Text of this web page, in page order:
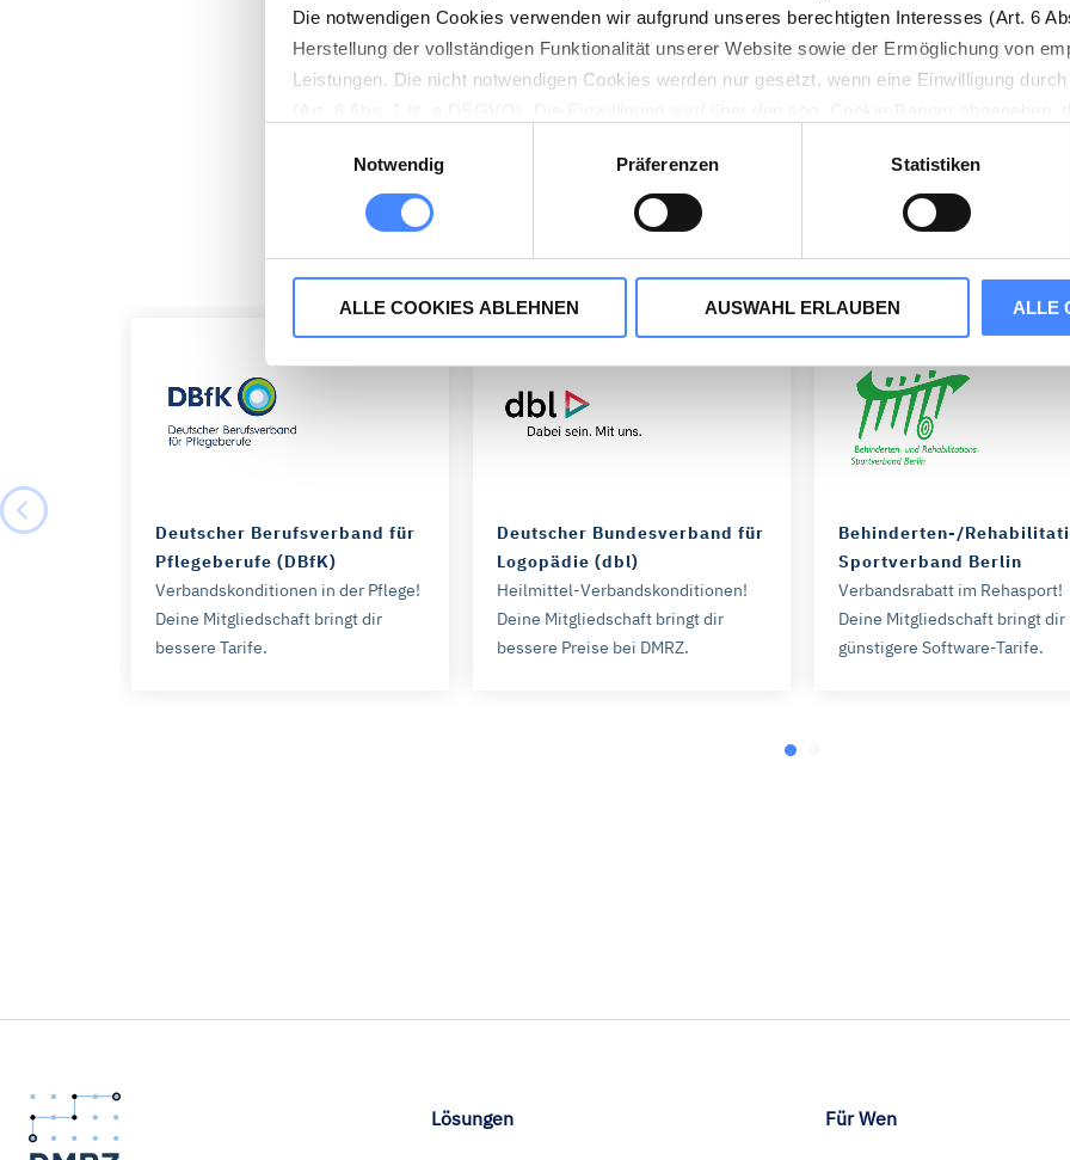
Die notwendigen Cookies verwenden wir aufgrund unseres berechtigten Interesses (Art. 6
Herstellung der vollständigen Funktionalität unserer Website sowie der Ermöglichung von
Leistungen. Die nicht notwendigen Cookies werden nur gesetzt, wenn eine Einwilligung
Auf unserer Website ist das Cookie-Consent-Tool Cookiebot implementiert. Cookiebot wird
Havnegade 39, 1058 Kopenhagen, Dänemark betrieben. Für dessen Einsatz ist das
erforderlich.
stimmen Sie auch dem Einsatz von Marketing-Cookies zu und erhalten auf Sie
Webseiten. Die Marketing-Partner können Ihre Cookie-Informationen mit anderen
Profilbildung verwenden. Sie können über die Schaltflächen auch einzeln der Verwendung
Mit „Alle Cookies ablehnen“ können Sie die Marketing- und Statistik-Cookies ablehnen. Über
widerrufen. Weitere Informationen dazu und zu den Cookies führen wir in dieser
Notwendig
Präferenzen Statistiken
ALLE COOKIES ABLEHNEN AUSWAHL ERLAUBEN ALLE
Medien zufolge plant der Gesetzgeber zusätzlich eine Verschärfung der
Kleinkinder im Taxi. Hier soll der Transport zukünftig nur noch in der Babyschale
durch ein Bußgeld in Höhe von 25 Euro geahndet werden.
DMRZ – Verbände
Deutscher Berufsverband für
Pflegeberufe (DBfK)
Verbandskonditionen in der Pflege!
Deine Mitgliedschaft bringt dir
bessere Tarife.
Deutscher Bundesverband für
Logopädie (dbl)
Heilmittel-Verbandskonditionen!
Deine Mitgliedschaft bringt dir
bessere Preise bei DMRZ.
Behinderten-/
Sportverband Berlin
Verbandsrabatt im Rehasport!
Deine Mitgliedschaft bringt dir
günstigere Software-Tarife.
Lösungen Für Wen